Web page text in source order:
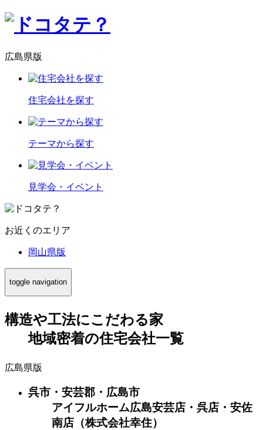
広島県版
住宅会社を探す
テーマから探す
見学会・イベント
お近くのエリア
岡山県版
toggle navigation
構造や工法にこだわる家
地域密着の住宅会社一覧
広島県版
呉市・安芸郡・広島市
アイフルホーム広島安芸店・呉店・安佐
南店（株式会社幸住）